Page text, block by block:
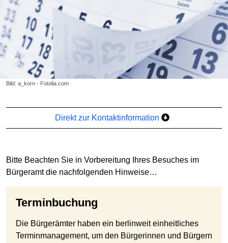
Bild: a_korn - Fotolia.com
Direkt zur Kontaktinformation
Bitte Beachten Sie in Vorbereitung Ihres Besuches im
Bürgeramt die nachfolgenden Hinweise…
Terminbuchung
Die Bürgerämter haben ein berlinweit einheitliches
Terminmanagement, um den Bürgerinnen und Bürgern